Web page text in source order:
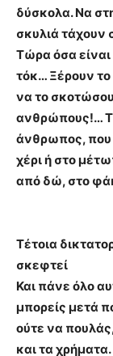
δύσκολα. Να
σκυλιά τάχουν
Τώρα όσα
τόκ… Ξέρουν
να το
ανθρώπους!…
άνθρωπος, που
χέρι ή στο
από δώ, στο
Τέτοια
σκεφτεί
Και πάνε όλο
μπορείς μετά
ούτε να
και τα